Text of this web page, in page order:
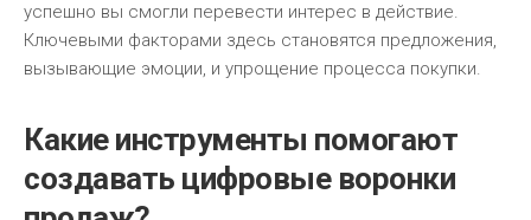
успешно вы смогли перевести интерес в действие.
Ключевыми факторами здесь становятся предложения,
вызывающие эмоции, и упрощение процесса покупки.
Какие инструменты помогают
создавать цифровые воронки